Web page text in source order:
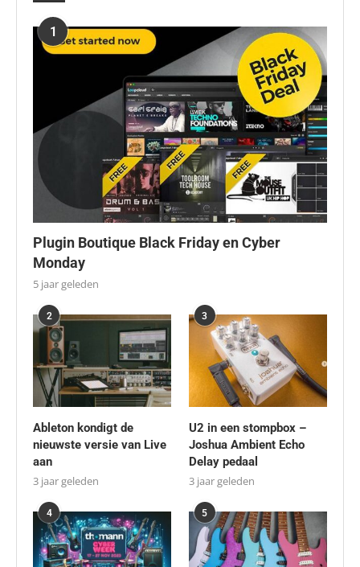
1
Plugin Boutique Black Friday en Cyber
Monday
5 jaar geleden
2
Ableton kondigt de
nieuwste versie van Live
aan
3 jaar geleden
3
U2 in een stompbox –
Joshua Ambient Echo
Delay pedaal
3 jaar geleden
4 5